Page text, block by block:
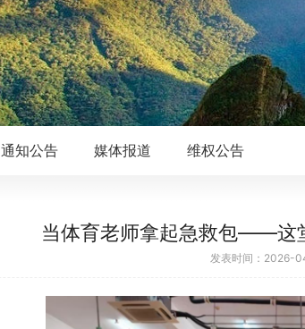
通知公告 媒体报道 维权公告
当体育老师拿起急救包——这
发表时间：2026-